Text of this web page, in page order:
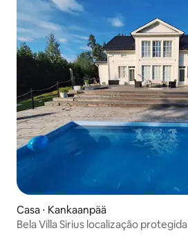
Casa ⋅ Kankaanpää
Bela Villa Sirius localização protegida